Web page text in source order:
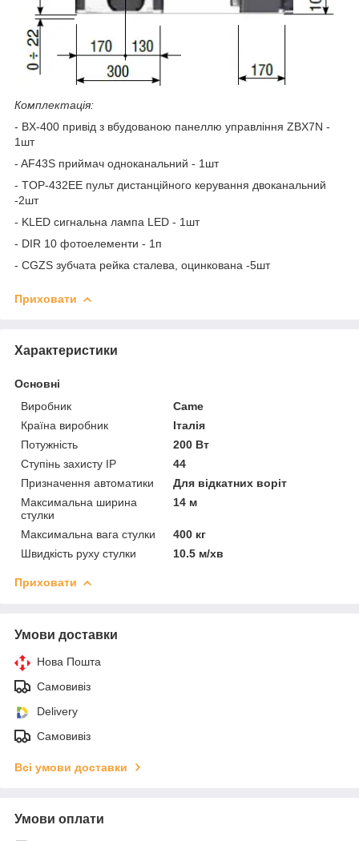
Комплектація:
- BX-400 привід з вбудованою панеллю управління ZBX7N -
1шт
- AF43S приймач одноканальний - 1шт
- TOP-432EE пульт дистанційного керування двоканальний
-2шт
- KLED сигнальна лампа LED - 1шт
- DIR 10 фотоелементи - 1п
- CGZS зубчата рейка сталева, оцинкована -5шт
Приховати
Характеристики
Основні
Виробник
Came
Країна виробник
Італія
Потужність
200 Вт
Ступінь захисту IP
44
Призначення автоматики
Для відкатних воріт
Максимальна ширина
стулки
14 м
Максимальна вага стулки
400 кг
Швидкість руху стулки
10.5 м/хв
Приховати
Умови доставки
Нова Пошта
Самовивіз
Delivery
Самовивіз
Всі умови доставки
Умови оплати